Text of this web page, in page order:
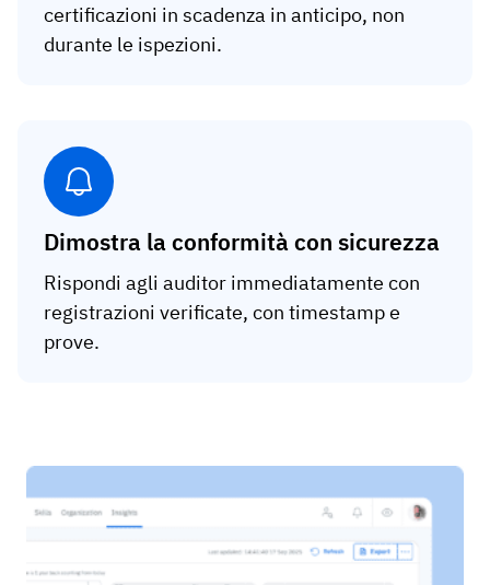
certificazioni in scadenza in anticipo, non
durante le ispezioni.
Dimostra la conformità con sicurezza
Rispondi agli auditor immediatamente con
registrazioni verificate, con timestamp e
prove.